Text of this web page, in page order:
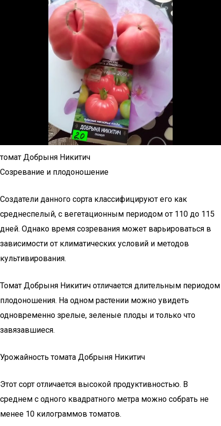
томат Добрыня Никитич
Созревание и плодоношение
Создатели данного сорта классифицируют его как
среднеспелый, с вегетационным периодом от 110 до 115
дней. Однако время созревания может варьироваться в
зависимости от климатических условий и методов
культивирования.
Томат Добрыня Никитич отличается длительным периодом
плодоношения. На одном растении можно увидеть
одновременно зрелые, зеленые плоды и только что
завязавшиеся.
Урожайность томата Добрыня Никитич
Этот сорт отличается высокой продуктивностью. В
среднем с одного квадратного метра можно собрать не
менее 10 килограммов томатов.